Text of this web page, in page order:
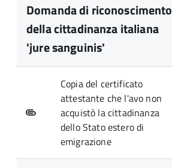
Domanda di riconoscimento
della cittadinanza italiana
'jure sanguinis'
Copia del certificato
attestante che l'avo non
acquistò la cittadinanza
dello Stato estero di
emigrazione